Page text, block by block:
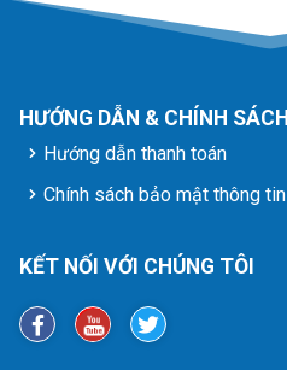
HƯỚNG DẪN & CHÍNH SÁCH
Hướng dẫn thanh toán
Chính sách bảo mật thông tin
KẾT NỐI VỚI CHÚNG TÔI